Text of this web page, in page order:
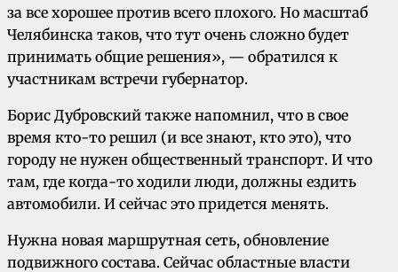
за все хорошее против всего плохого. Но масштаб
Челябинска таков, что тут очень сложно будет
принимать общие решения», — обратился к
участникам встречи губернатор.
Борис Дубровский также напомнил, что в свое
время кто-то решил (и все знают, кто это), что
городу не нужен общественный транспорт. И что
там, где когда-то ходили люди, должны ездить
автомобили. И сейчас это придется менять.
Нужна новая маршрутная сеть, обновление
подвижного состава. Сейчас областные власти